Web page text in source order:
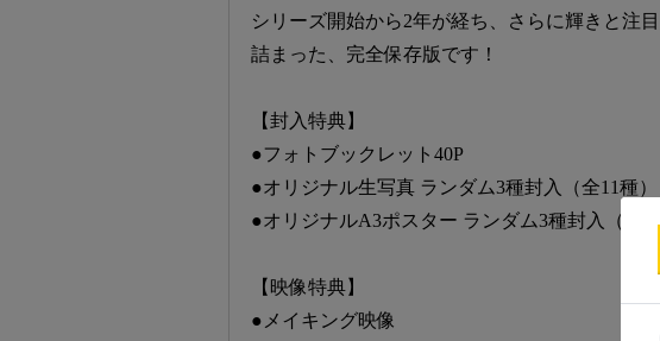
シリーズ開始から2年が経ち、さらに輝きと注
詰まった、完全保存版です！
【封入特典】
●フォトブックレット40P
●オリジナル生写真 ランダム3種封入（全11種）
●オリジナルA3ポスター ランダム3種封入（全
【映像特典】
●メイキング映像